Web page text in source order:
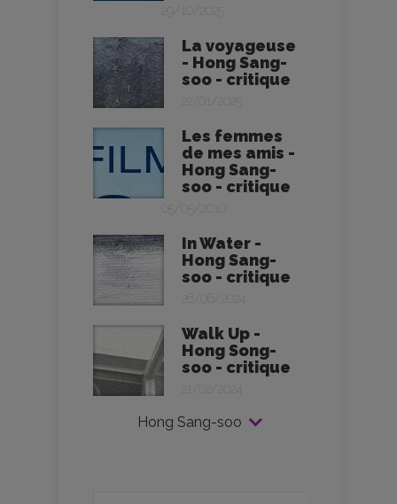
29/10/2025
La voyageuse
- Hong Sang-
soo - critique
22/01/2025
Les femmes
de mes amis -
Hong Sang-
soo - critique
05/05/2010
In Water -
Hong Sang-
soo - critique
26/06/2024
Walk Up -
Hong Song-
soo - critique
21/02/2024
Hong Sang-soo